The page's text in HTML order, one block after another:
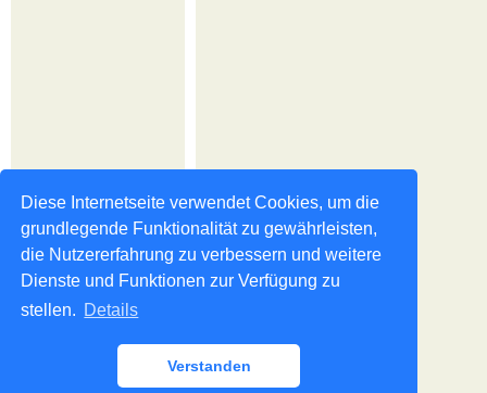
Diese Internetseite verwendet Cookies, um die
grundlegende Funktionalität zu gewährleisten,
die Nutzererfahrung zu verbessern und weitere
Dienste und Funktionen zur Verfügung zu
stellen. Details
Verstanden